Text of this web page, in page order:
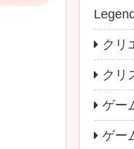
クリ
クリ
ゲー
ゲー